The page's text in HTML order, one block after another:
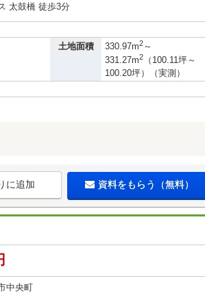
太鼓橋 徒歩3分
土地面積 330.97m2～
331.27m2
（100.11坪～
100.20坪）（実測）
に追加 資料をもらう（無料）
中央町